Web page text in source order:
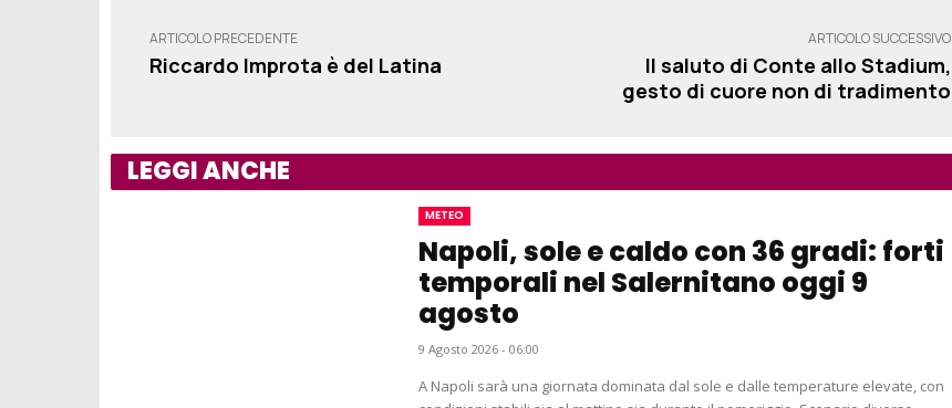
ARTICOLO PRECEDENTE
Riccardo Improta è del Latina
ARTICOLO SUCCESSIVO
Il saluto di Conte allo Stadium,
gesto di cuore non di tradimento
LEGGI ANCHE
METEO
Napoli, sole e caldo con 36 gradi: forti
temporali nel Salernitano oggi 9
agosto
9 Agosto 2026 - 06:00
A Napoli sarà una giornata dominata dal sole e dalle temperature elevate, con